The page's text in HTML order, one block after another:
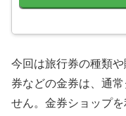
今回は旅行券の種類
券などの金券は、通
せん。金券ショップ